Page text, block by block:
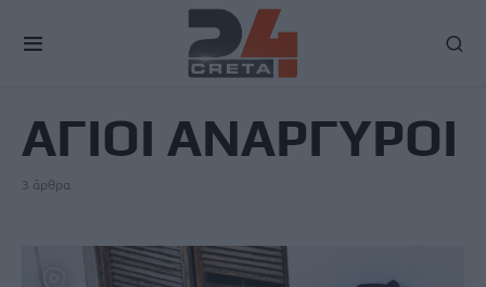
ΑΓΙΟΙ ΑΝΑΡΓΥΡΟΙ
3 άρθρα